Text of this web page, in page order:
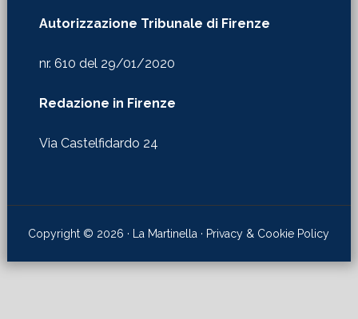
Via Castelfidardo 24